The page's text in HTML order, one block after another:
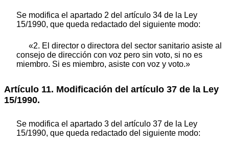
Se modifica el apartado 2 del artículo 34 de la Ley
15/1990, que queda redactado del siguiente modo:
«2. El director o directora del sector sanitario asiste al
consejo de dirección con voz pero sin voto, si no es
miembro. Si es miembro, asiste con voz y voto.»
Artículo 11. Modificación del artículo 37 de la Ley
15/1990.
Se modifica el apartado 3 del artículo 37 de la Ley
15/1990, que queda redactado del siguiente modo: